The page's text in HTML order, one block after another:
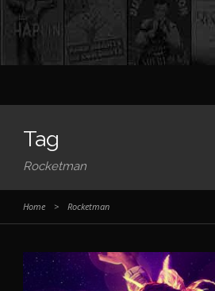
Tag
Rocketman
Home > Rocketman